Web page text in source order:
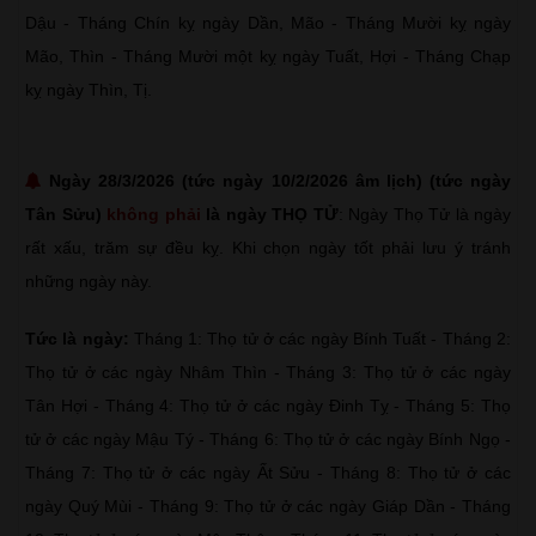
Dậu - Tháng Chín kỵ ngày Dần, Mão - Tháng Mười kỵ ngày
Mão, Thìn - Tháng Mười một kỵ ngày Tuất, Hợi - Tháng Chạp
kỵ ngày Thìn, Tị.
Ngày 28/3/2026 (tức ngày 10/2/2026 âm lịch) (tức ngày
Tân Sửu) không phải là ngày THỌ TỬ : Ngày Thọ Tử là ngày
rất xấu, trăm sự đều kỵ. Khi chọn ngày tốt phải lưu ý tránh
những ngày này.
Tức là ngày: Tháng 1: Thọ tử ở các ngày Bính Tuất - Tháng 2:
Thọ tử ở các ngày Nhâm Thìn - Tháng 3: Thọ tử ở các ngày
Tân Hợi - Tháng 4: Thọ tử ở các ngày Đinh Tỵ - Tháng 5: Thọ
tử ở các ngày Mậu Tý - Tháng 6: Thọ tử ở các ngày Bính Ngọ -
Tháng 7: Thọ tử ở các ngày Ất Sửu - Tháng 8: Thọ tử ở các
ngày Quý Mùi - Tháng 9: Thọ tử ở các ngày Giáp Dần - Tháng